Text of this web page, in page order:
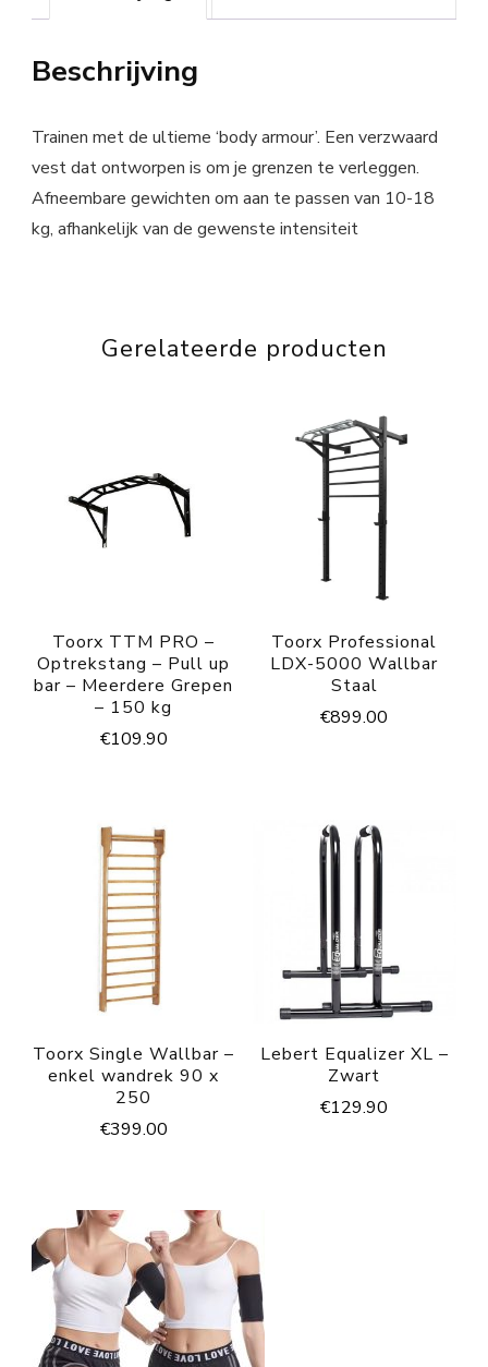
Beschrijving
Trainen met de ultieme ‘body armour’. Een verzwaard
vest dat ontworpen is om je grenzen te verleggen.
Afneembare gewichten om aan te passen van 10-18
kg, afhankelijk van de gewenste intensiteit
Gerelateerde producten
Toorx TTM PRO –
Optrekstang – Pull up
bar – Meerdere Grepen
– 150 kg
€109.90
Toorx Professional
LDX-5000 Wallbar
Staal
€899.00
Toorx Single Wallbar –
enkel wandrek 90 x
250
€399.00
Lebert Equalizer XL –
Zwart
€129.90